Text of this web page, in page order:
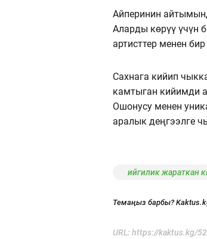
Айперинин
Аларды көрүү үчүн
артисттер менен
Сахнага кийип
камтыган кийимди
Ошонусу менен
аралык деңгээлге
ийгилик жараткан
Темаңыз барбы?
URL: https://kaktus.kg/